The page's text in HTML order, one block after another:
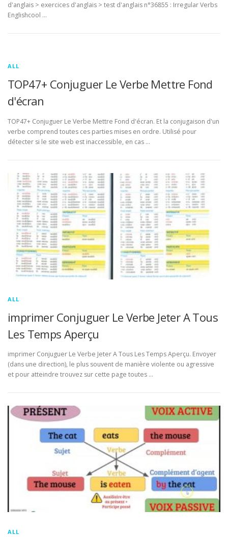
d'anglais > exercices d'anglais > test d'anglais n°36855 : Irregular Verbs
Englishcool …
ALL
TOP47+ Conjuguer Le Verbe Mettre Fond
d'écran
TOP47+ Conjuguer Le Verbe Mettre Fond d'écran. Et la conjugaison d'un
verbe comprend toutes ces parties mises en ordre. Utilisé pour
détecter si le site web est inaccessible, en cas …
ALL
imprimer Conjuguer Le Verbe Jeter A Tous
Les Temps Aperçu
imprimer Conjuguer Le Verbe Jeter A Tous Les Temps Aperçu. Envoyer
(dans une direction), le plus souvent de manière violente ou agressive
et pour atteindre trouvez sur cette page toutes …
ALL